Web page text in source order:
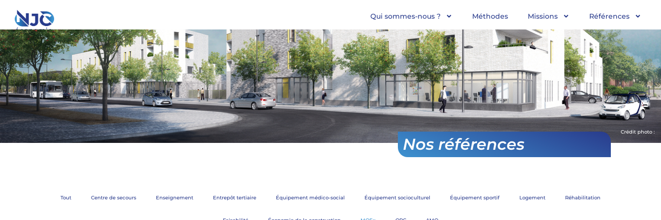
Qui sommes-nous ? Méthodes Missions Références
Nos références
Crédit photo :
Tout Centre de secours Enseignement Entrepôt tertiaire Équipement médico-social Équipement socioculturel Équipement sportif Logement Réhabilitation